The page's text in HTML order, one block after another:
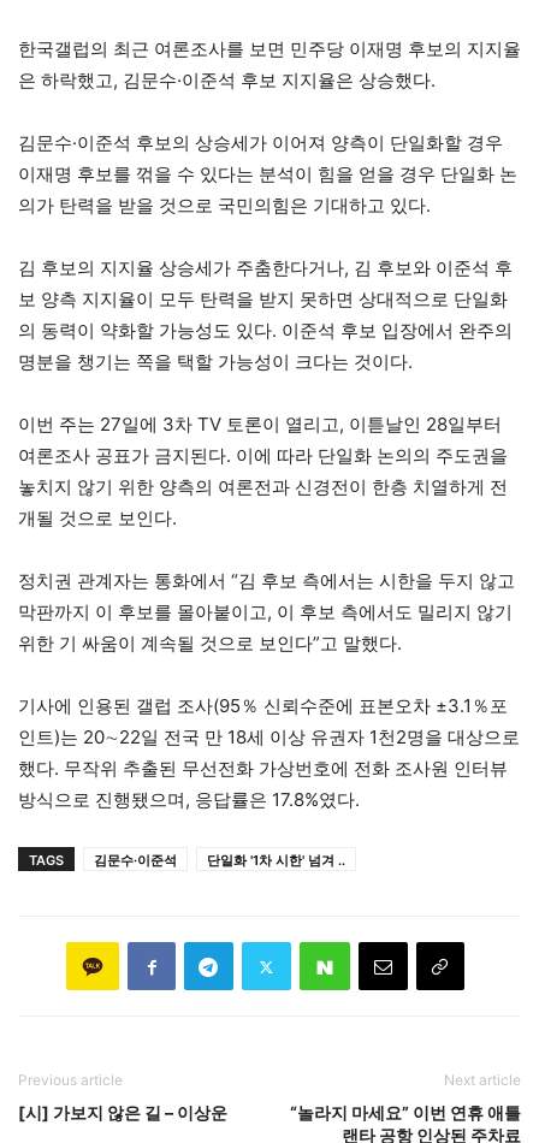
한국갤럽의 최근 여론조사를 보면 민주당 이재명 후보의 지지율
은 하락했고, 김문수·이준석 후보 지지율은 상승했다.
김문수·이준석 후보의 상승세가 이어져 양측이 단일화할 경우
이재명 후보를 꺾을 수 있다는 분석이 힘을 얻을 경우 단일화 논
의가 탄력을 받을 것으로 국민의힘은 기대하고 있다.
김 후보의 지지율 상승세가 주춤한다거나, 김 후보와 이준석 후
보 양측 지지율이 모두 탄력을 받지 못하면 상대적으로 단일화
의 동력이 약화할 가능성도 있다. 이준석 후보 입장에서 완주의
명분을 챙기는 쪽을 택할 가능성이 크다는 것이다.
이번 주는 27일에 3차 TV 토론이 열리고, 이튿날인 28일부터
여론조사 공표가 금지된다. 이에 따라 단일화 논의의 주도권을
놓치지 않기 위한 양측의 여론전과 신경전이 한층 치열하게 전
개될 것으로 보인다.
정치권 관계자는 통화에서 “김 후보 측에서는 시한을 두지 않고
막판까지 이 후보를 몰아붙이고, 이 후보 측에서도 밀리지 않기
위한 기 싸움이 계속될 것으로 보인다”고 말했다.
기사에 인용된 갤럽 조사(95％ 신뢰수준에 표본오차 ±3.1％포
인트)는 20∼22일 전국 만 18세 이상 유권자 1천2명을 대상으로
했다. 무작위 추출된 무선전화 가상번호에 전화 조사원 인터뷰
방식으로 진행됐으며, 응답률은 17.8%였다.
TAGS 김문수·이준석 단일화 '1차 시한' 넘겨 ..
Previous article
[시] 가보지 않은 길 – 이상운
Next article
“놀라지 마세요” 이번 연휴 애틀
랜타 공항 인상된 주차료